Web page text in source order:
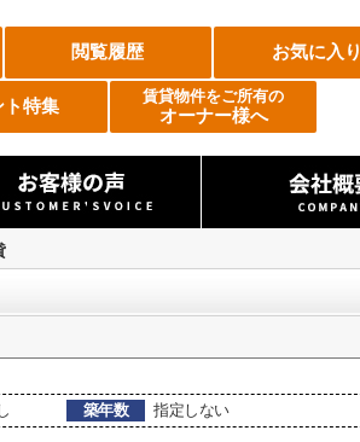
閲覧履歴 お気に入り
ト特集 賃貸物件をご所有の
オーナー様へ
築年数
指定しない